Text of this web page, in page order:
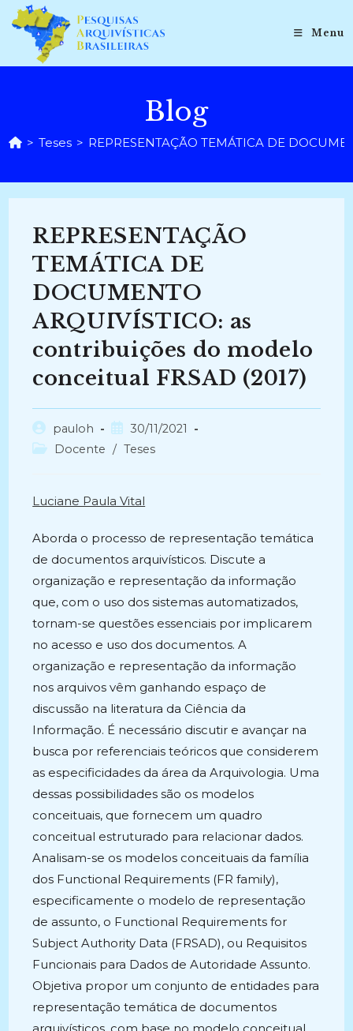
para
conteúdo
Menu
Blog
> Teses > REPRESENTAÇÃO TEMÁTICA DE
REPRESENTAÇÃO
TEMÁTICA DE
DOCUMENTO
ARQUIVÍSTICO: as
contribuições do modelo
conceitual FRSAD (2017)
Autor
do
pauloh
Post
publicado:
30/11/2021
Categoria
Docente / Teses
Luciane Paula Vital
Aborda o processo de representação temática
de documentos arquivísticos. Discute a
organização e representação da informação
que, com o uso dos sistemas automatizados,
tornam-se questões essenciais por implicarem
no acesso e uso dos documentos. A
organização e representação da informação
nos arquivos vêm ganhando espaço de
discussão na literatura da Ciência da
Informação. É necessário discutir e avançar na
busca por referenciais teóricos que considerem
as especificidades da área da Arquivologia. Uma
dessas possibilidades são os modelos
conceituais, que fornecem um quadro
conceitual estruturado para relacionar dados.
Analisam-se os modelos conceituais da família
dos Functional Requirements (FR family),
especificamente o modelo de representação
de assunto, o Functional Requirements for
Subject Authority Data (FRSAD), ou Requisitos
Funcionais para Dados de Autoridade Assunto.
Objetiva propor um conjunto de entidades para
representação temática de documentos